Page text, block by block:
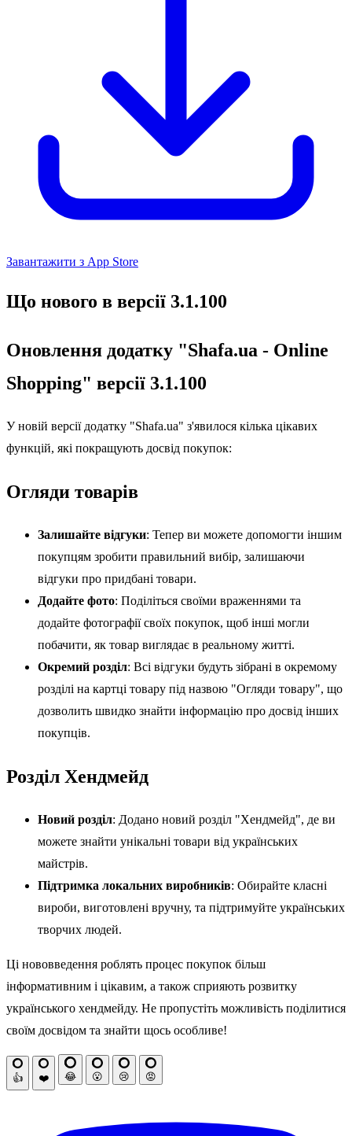
Завантажити з App Store
Що нового в версії 3.1.100
Оновлення додатку "Shafa.ua - Online
Shopping" версії 3.1.100
У новій версії додатку "Shafa.ua" з'явилося кілька цікавих
функцій, які покращують досвід покупок:
Огляди товарів
Залишайте відгуки: Тепер ви можете допомогти іншим
покупцям зробити правильний вибір, залишаючи
відгуки про придбані товари.
Додайте фото: Поділіться своїми враженнями та
додайте фотографії своїх покупок, щоб інші могли
побачити, як товар виглядає в реальному житті.
Окремий розділ: Всі відгуки будуть зібрані в окремому
розділі на картці товару під назвою "Огляди товару", що
дозволить швидко знайти інформацію про досвід інших
покупців.
Розділ Хендмейд
Новий розділ: Додано новий розділ "Хендмейд", де ви
можете знайти унікальні товари від українських
майстрів.
Підтримка локальних виробників: Обирайте класні
вироби, виготовлені вручну, та підтримуйте українських
творчих людей.
Ці нововведення роблять процес покупок більш
інформативним і цікавим, а також сприяють розвитку
українського хендмейду. Не пропустіть можливість поділитися
своїм досвідом та знайти щось особливе!
👍 ❤️ 😂 😮 😢 😡